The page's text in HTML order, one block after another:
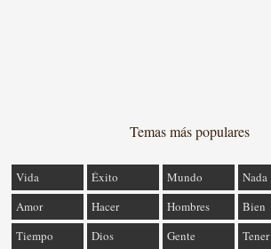
Temas más populares
Vida Éxito Mundo
Nada
Amor
Hacer Hombres
Bien
Tiempo
Dios Gente
Tener